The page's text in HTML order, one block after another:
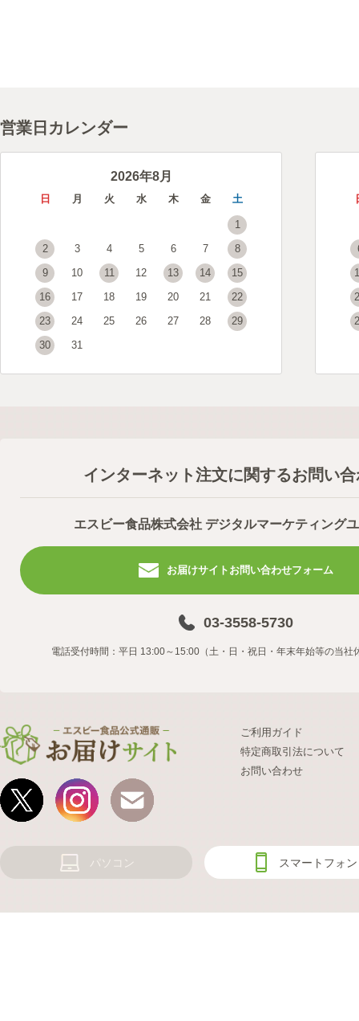
営業日カレンダー
2026年8月
日 月 火 水 木 金 土
1
2
3 4 5 6 7
8
9
10 11 12 13 14
15
16
17 18 19 20 21
22
23
24 25 26 27 28
29
30
31
インターネット注文に関するお問い
エスビー食品株式会社 デジタルマーケティング
お届けサイトお問い合わせフォーム
03-3558-5730
電話受付時間：平日 13:00～15:00（土・日・祝日・年末年始等の当社
ご利用ガイド
特定商取引法について
お問い合わせ
パソコン スマートフォン